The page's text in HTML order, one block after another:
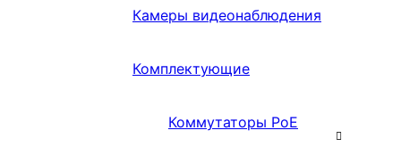
Камеры видеонаблюдения
Комплектующие
Коммутаторы PoE